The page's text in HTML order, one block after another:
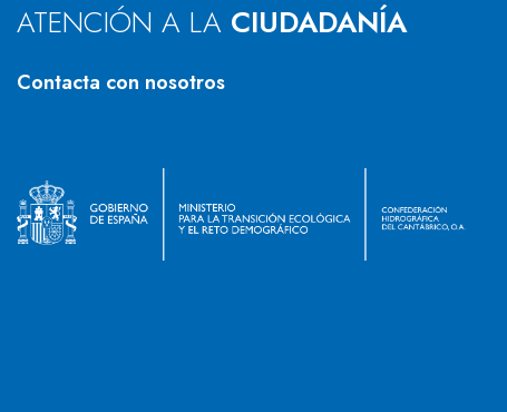
ATENCIÓN A LA CIUDADANÍA
Contacta con nosotros